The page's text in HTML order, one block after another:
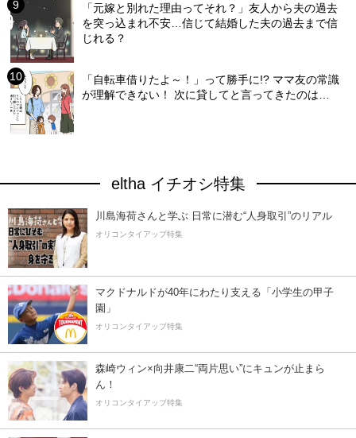
「元嫁と別れた理由ってそれ？」友人から夫の過去
を突っ込まれ不安…信じて結婚した夫の過去まで信
じれる？
「自転車借りたよ～！」って勝手に!? ママ友の常識
が理解できない！ 次に貸してと言ってきたのは…
eltha イチオシ特集
川島海荷さんと学ぶ 日常に潜む“人身取引”のリアル
オリコンタイアップ特集
マクドナルドが40年にわたり支える「小学生の甲子
園」
オリコンタイアップ特集
森崎ウィン×向井康二“両片思い”にキュンが止まら
ん！
オリコンタイアップ特集